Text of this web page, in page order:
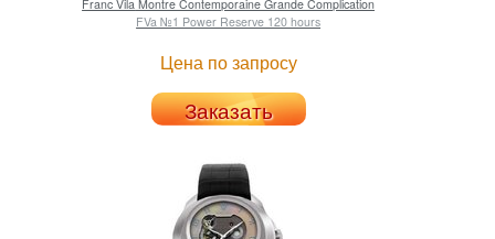
Franc Vila Montre Contemporaine Grande Complication
FVa №1 Power Reserve 120 hours
Цена по запросу
Заказать